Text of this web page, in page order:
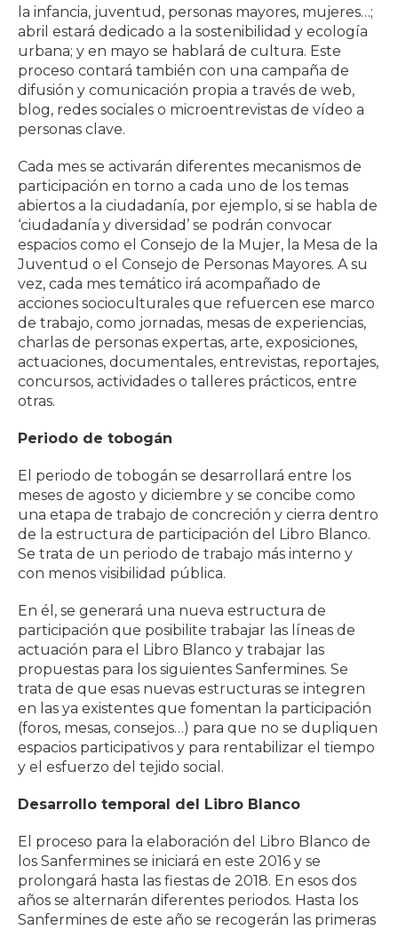
la infancia, juventud, personas mayores, mujeres…;
abril estará dedicado a la sostenibilidad y ecología
urbana; y en mayo se hablará de cultura. Este
proceso contará también con una campaña de
difusión y comunicación propia a través de web,
blog, redes sociales o microentrevistas de vídeo a
personas clave.
Cada mes se activarán diferentes mecanismos de
participación en torno a cada uno de los temas
abiertos a la ciudadanía, por ejemplo, si se habla de
‘ciudadanía y diversidad’ se podrán convocar
espacios como el Consejo de la Mujer, la Mesa de la
Juventud o el Consejo de Personas Mayores. A su
vez, cada mes temático irá acompañado de
acciones socioculturales que refuercen ese marco
de trabajo, como jornadas, mesas de experiencias,
charlas de personas expertas, arte, exposiciones,
actuaciones, documentales, entrevistas, reportajes,
concursos, actividades o talleres prácticos, entre
otras.
Periodo de tobogán
El periodo de tobogán se desarrollará entre los
meses de agosto y diciembre y se concibe como
una etapa de trabajo de concreción y cierra dentro
de la estructura de participación del Libro Blanco.
Se trata de un periodo de trabajo más interno y
con menos visibilidad pública.
En él, se generará una nueva estructura de
participación que posibilite trabajar las líneas de
actuación para el Libro Blanco y trabajar las
propuestas para los siguientes Sanfermines. Se
trata de que esas nuevas estructuras se integren
en las ya existentes que fomentan la participación
(foros, mesas, consejos…) para que no se dupliquen
espacios participativos y para rentabilizar el tiempo
y el esfuerzo del tejido social.
Desarrollo temporal del Libro Blanco
El proceso para la elaboración del Libro Blanco de
los Sanfermines se iniciará en este 2016 y se
prolongará hasta las fiestas de 2018. En esos dos
años se alternarán diferentes periodos. Hasta los
Sanfermines de este año se recogerán las primeras